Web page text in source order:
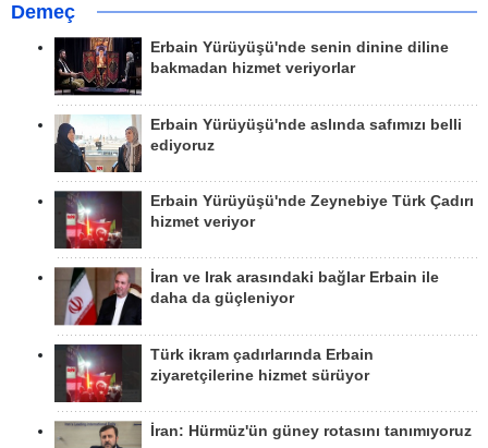
Demeç
Erbain Yürüyüşü'nde senin dinine diline
bakmadan hizmet veriyorlar
Erbain Yürüyüşü'nde aslında safımızı belli
ediyoruz
Erbain Yürüyüşü'nde Zeynebiye Türk Çadırı
hizmet veriyor
İran ve Irak arasındaki bağlar Erbain ile
daha da güçleniyor
Türk ikram çadırlarında Erbain
ziyaretçilerine hizmet sürüyor
İran: Hürmüz'ün güney rotasını tanımıyoruz